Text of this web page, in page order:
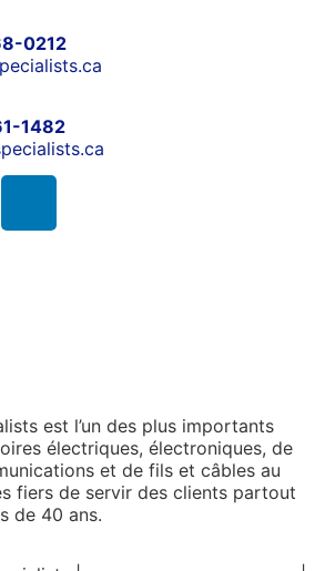
0212
1482
est l’un des plus importants
électriques, électroniques, de
et de fils et câbles au
fiers de servir des clients partout
de 40 ans.